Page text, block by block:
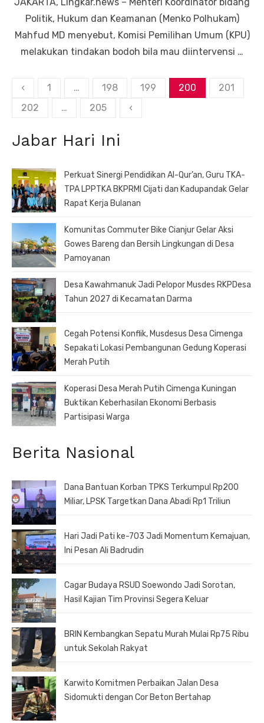
Politik, Hukum dan Keamanan (Menko Polhukam)
Mahfud MD menyebut, Komisi Pemilihan Umum (KPU)
melakukan tindakan bodoh bila mau diintervensi …
Paginasi
pos
‹ 1 … 198 199 200
201
202
… 205 ‹
Jabar Hari Ini
Perkuat Sinergi Pendidikan Al-Qur’an, Guru TKA-
TPA LPPTKA BKPRMI Cijati dan Kadupandak Gelar
Rapat Kerja Bulanan
Komunitas Commuter Bike Cianjur Gelar Aksi
Gowes Bareng dan Bersih Lingkungan di Desa
Pamoyanan
Desa Kawahmanuk Jadi Pelopor Musdes RKPDesa
Tahun 2027 di Kecamatan Darma
Cegah Potensi Konflik, Musdesus Desa Cimenga
Sepakati Lokasi Pembangunan Gedung Koperasi
Merah Putih
Koperasi Desa Merah Putih Cimenga Kuningan
Buktikan Keberhasilan Ekonomi Berbasis
Partisipasi Warga
Berita Nasional
Dana Bantuan Korban TPKS Terkumpul Rp200
Miliar, LPSK Targetkan Dana Abadi Rp1 Triliun
Hari Jadi Pati ke-703 Jadi Momentum Kemajuan,
Ini Pesan Ali Badrudin
Cagar Budaya RSUD Soewondo Jadi Sorotan,
Hasil Kajian Tim Provinsi Segera Keluar
BRIN Kembangkan Sepatu Murah Mulai Rp75 Ribu
untuk Sekolah Rakyat
Karwito Komitmen Perbaikan Jalan Desa
Sidomukti dengan Cor Beton Bertahap